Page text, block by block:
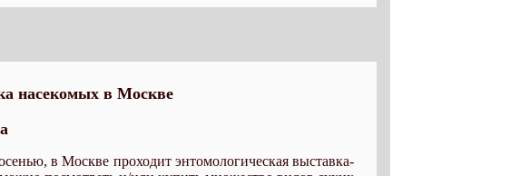
насекомых в Москве
в Москве проходит энтомологическая выставка-